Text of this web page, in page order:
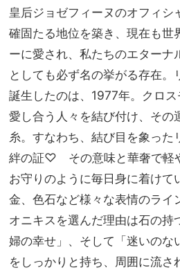
皇后ジョゼフィーヌのオフィシ
確固たる地位を築き、現在も世
ーに愛され、私たちのエターナ
としても必ず名の挙がる存在。
誕生したのは、1977年。クロス
愛し合う人々を結び付け、その
糸。すなわち、結び目を象った
絆の証♡ その意味と華奢で軽
お守りのように毎日身に着けて
金、色石など様々な表情のライ
オニキスを選んだ理由は石の持
婦の幸せ」、そして「迷いのな
をしっかりと持ち、周囲に流さ